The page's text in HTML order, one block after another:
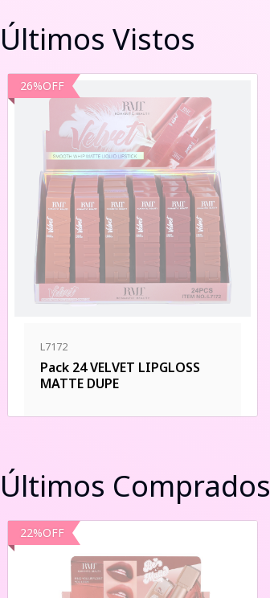
Últimos Vistos
26%OFF
L7172
Pack 24 VELVET LIPGLOSS
MATTE DUPE
Últimos Comprados
22%OFF